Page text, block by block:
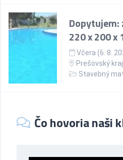
Dopytujem:
220 x 200 x
Včera (6. 8.
Prešovský kraj
Stavebný
Čo hovoria naši